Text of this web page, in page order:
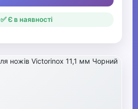
✅ Є в наявності